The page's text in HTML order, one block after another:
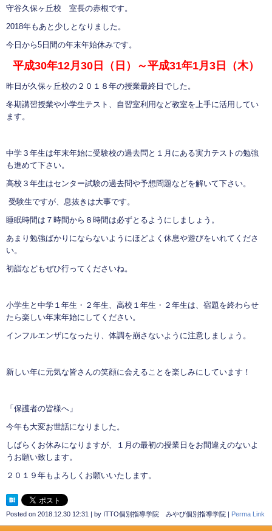
守谷久保ヶ丘校 室長の赤根です。
2018年もあと少しとなりました。
今日から5日間の年末年始休みです。
平成30年12月30日（日）～平成31年1月3日（木）
昨日が久保ヶ丘校の２０１８年の授業最終日でした。
冬期講習授業や小学生テスト、自習室利用など教室を上手に活用してい
ます。
中学３年生は年末年始に受験校の過去問と１月にある実力テストの勉強
も進めて下さい。
高校３年生はセンター試験の過去問や予想問題などを解いて下さい。
受験生ですが、息抜きは大事です。
睡眠時間は７時間から８時間は必ずとるようにしましょう。
あまり勉強ばかりにならないようにほどよく休息や遊びをいれてくださ
い。
初詣などもぜひ行ってくださいね。
小学生と中学１年生・２年生、高校１年生・２年生は、宿題を終わらせ
たら楽しい年末年始にしてください。
インフルエンザになったり、体調を崩さないように注意しましょう。
新しい年に元気な皆さんの笑顔に会えることを楽しみにしています！
「保護者の皆様へ」
今年も大変お世話になりました。
しばらくお休みになりますが、１月の最初の授業日をお間違えのないよ
うお願い致します。
２０１９年もよろしくお願いいたします。
Posted on 2018.12.30 12:31 | by ITTO個別指導学院 みやび個別指導学院 | Perma Link